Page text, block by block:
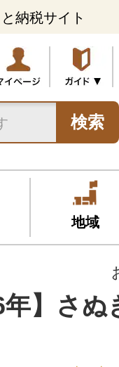
納税サイト
検索
地域
年】さ